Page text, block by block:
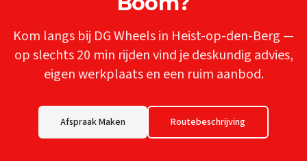
Kom langs bij DG Wheels in Heist-op-den-Berg —
op slechts20 min rijden vind je deskundig advies,
eigen werkplaats en een ruim aanbod.
Afspraak Maken Routebeschrijving